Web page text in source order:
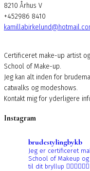
8210 Århus V
+452986 8410
Certificeret make-up artist
School of Make-up.
Jeg kan alt inden for
catwalks og modeshows.
Kontakt mig for yderligere
Instagram
brudestylingbykb
Jeg er certificeret
School of Makeup
til dit bryllup 👰🏼‍♀️👰🏻‍♀️